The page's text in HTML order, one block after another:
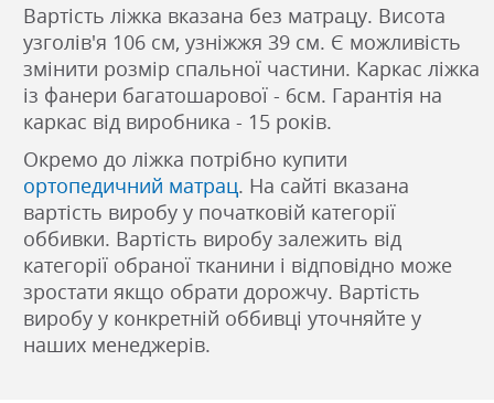
Вартість ліжка вказана без матрацу. Висота
узголів'я 106 см, узніжжя 39 см. Є можливість
змінити розмір спальної частини. Каркас ліжка
із фанери багатошарової - 6см. Гарантія на
каркас від виробника - 15 років.
Окремо до ліжка потрібно купити
ортопедичний матрац. На сайті вказана
вартість виробу у початковій категорії
оббивки. Вартість виробу залежить від
категорії обраної тканини і відповідно може
зростати якщо обрати дорожчу. Вартість
виробу у конкретній оббивці уточняйте у
наших менеджерів.